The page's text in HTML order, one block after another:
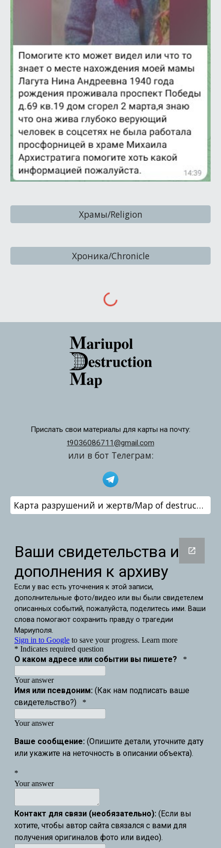
Храмы/Religion
Хроника/Chronicle
Прислать свои материалы для карты на почту:
t9036086711@gmail.com
или в бот Телеграм:
Карта разрушений и жертв/Map of destruction and victims